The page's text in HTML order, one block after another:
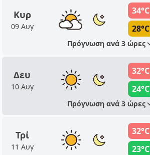
Κυρ
09 Αυγ
34°C
28°C
Πρόγνωση ανά 3 ώρες
Δευ
10 Αυγ
32°C
24°C
Πρόγνωση ανά 3 ώρες
Τρί
11 Αυγ
32°C
23°C